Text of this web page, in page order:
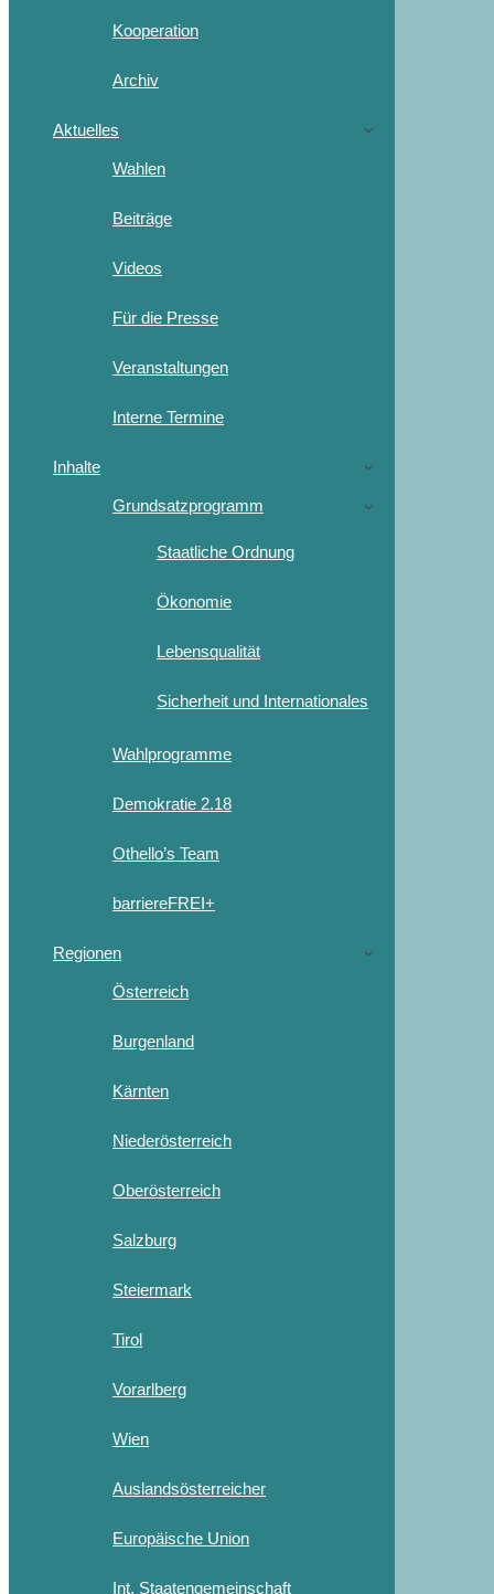
Kooperation
Archiv
Aktuelles
Wahlen
Beiträge
Videos
Für die Presse
Veranstaltungen
Interne Termine
Inhalte
Grundsatzprogramm
Staatliche Ordnung
Ökonomie
Lebensqualität
Sicherheit und Internationales
Wahlprogramme
Demokratie 2.18
Othello’s Team
barriereFREI+
Regionen
Österreich
Burgenland
Kärnten
Niederösterreich
Oberösterreich
Salzburg
Steiermark
Tirol
Vorarlberg
Wien
Auslandsösterreicher
Europäische Union
Int. Staatengemeinschaft